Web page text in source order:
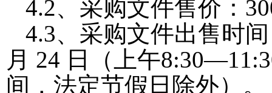
4.2、采购文件售价： 3
4.3、采购文件出售时
月 24 日（上午
间，法定节假日除外）。